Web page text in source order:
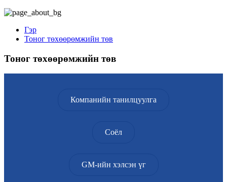
Гэр
Тоног төхөөрөмжийн төв
Тоног төхөөрөмжийн төв
Компанийн танилцуулга
Соёл
GM-ийн хэлсэн үг